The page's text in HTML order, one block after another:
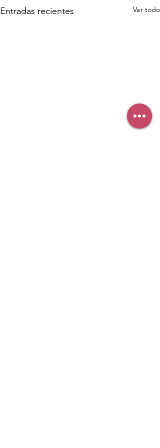
Entradas recientes Ver todo